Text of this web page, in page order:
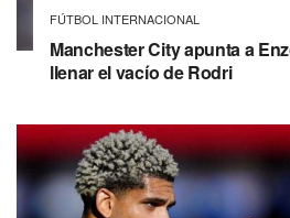
FÚTBOL INTERNACIONAL
Manchester City apunta a
llenar el vacío de Rodri